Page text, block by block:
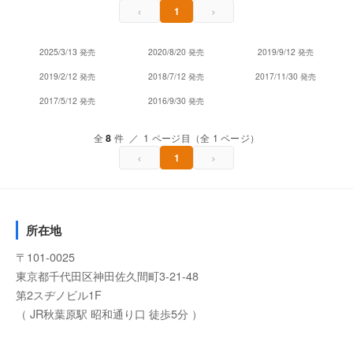
‹ 1 ›
2025/3/13 発売 2020/8/20 発売 2019/9/12 発売
2019/2/12 発売 2018/7/12 発売 2017/11/30 発売
2017/5/12 発売 2016/9/30 発売
全8 件 ／ 1 ページ目（全 1 ページ）
‹ 1 ›
所在地
〒101-0025
東京都千代田区神田佐久間町3-21-48
第2スヂノビル1F
（ JR秋葉原駅 昭和通り口 徒歩5分 ）